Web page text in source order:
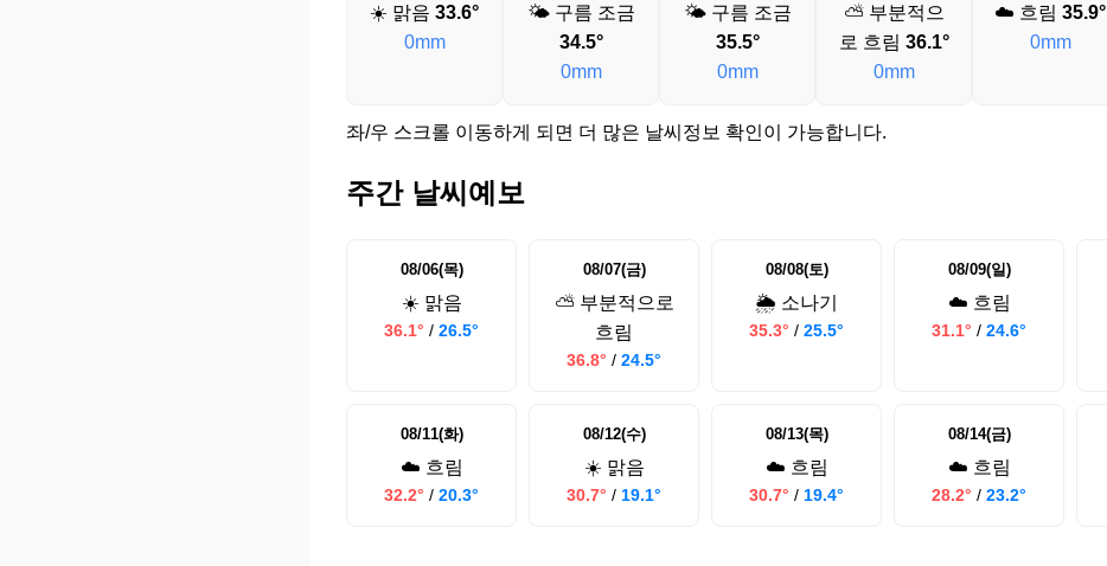
☀️ 맑음 33.6°
0mm
🌤️ 구름 조금
34.5°
0mm
🌤️ 구름 조금
35.5°
0mm
⛅ 부분적으
로 흐림 36.1°
0mm
☁️ 흐림 35.9°
0mm
좌/우 스크롤 이동하게 되면 더 많은 날씨정보 확인이 가능합니다.
주간 날씨예보
08/06(목)
☀️ 맑음
36.1° / 26.5°
08/07(금)
⛅ 부분적으로
흐림
36.8° / 24.5°
08/08(토)
🌦️ 소나기
35.3° / 25.5°
08/09(일)
☁️ 흐림
31.1° / 24.6°
08/11(화)
☁️ 흐림
32.2° / 20.3°
08/12(수)
☀️ 맑음
30.7° / 19.1°
08/13(목)
☁️ 흐림
30.7° / 19.4°
08/14(금)
☁️ 흐림
28.2° / 23.2°